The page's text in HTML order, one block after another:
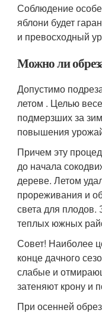
Соблюдение
яблони будет
и превосходный
Можно ли
Допустимо
летом . Целью
подмерзших за
повышения
Причем эту
до начала
дереве. Летом
прореживания и
света для плодов.
теплых южных
Совет! Наиболее
конце дачного
слабые и
затеняют крону и
При осенней